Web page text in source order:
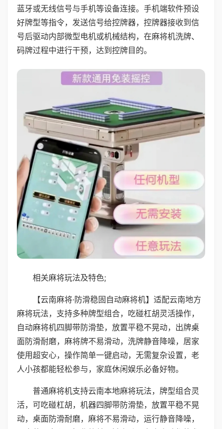
蓝牙或无线信号与手机等设备连接。手机端软件预设
好牌型等指令，发送信号给控牌器，控牌器接收到信
号后驱动内部微型电机或机械结构，在麻将机洗牌、
码牌过程中进行干预，达到控牌目的。
相关麻将玩法及特色;
【云南麻将·防滑稳固自动麻将机】适配云南地方
麻将玩法，支持多种牌型组合，吃碰杠胡灵活操作，
自动麻将机四脚带防滑垫，放置平稳不晃动，出牌桌
面防滑耐磨，麻将牌不易滑动，洗牌静音降噪，居家
使用超安心，操作简单一键启动，无需复杂设置，老
人小孩都能轻松参与，家庭休闲娱乐必备好物。
普通麻将机支持云南本地麻将玩法，牌型组合灵
活，可吃碰杠胡，机器四脚带防滑垫，放置平稳不晃
动，桌面防滑耐磨，麻将不易滑动，运行静音降噪，